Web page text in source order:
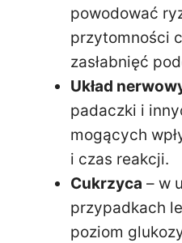
powodować
przytomności
zasłabnięć
Układ
padaczki i
mogących
i czas reakcji.
Cukrzyca – w
przypadkach
poziom